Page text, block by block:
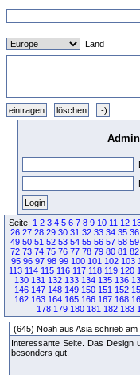
Land
Seite: 1 2 3 4 5 6 7 8 9 10 11 12
26 27 28 29 30 31 32 33 34 35 36
49 50 51 52 53 54 55 56 57 58 59
72 73 74 75 76 77 78 79 80 81 82
95 96 97 98 99 100 101 102 103
113 114 115 116 117 118 119 120
130 131 132 133 134 135 136
146 147 148 149 150 151 152
162 163 164 165 166 167 168
178 179 180 181 182 183
(645) Noah aus Asia schrieb am
Interessante Seite. Das Design
besonders gut.